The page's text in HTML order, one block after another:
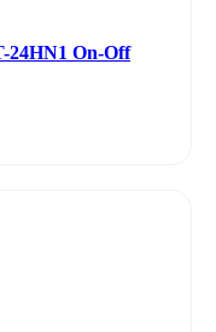
24HN1 On-Off